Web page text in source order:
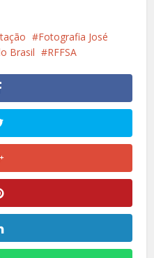
Fotografia José
Brasil RFFSA